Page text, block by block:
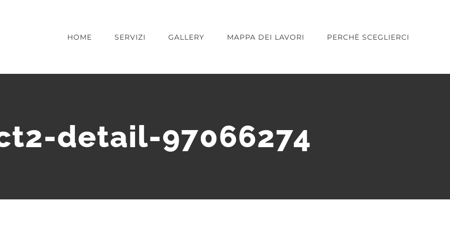
HOME SERVIZI GALLERY MAPPA DEI LAVORI PERCHÈ SCEGLIERCI
detail-97066274